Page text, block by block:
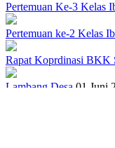
Pertemuan Ke-3 Kelas
Pertemuan ke-2 Kelas
Rapat Koprdinasi BKK
Lambang Desa 01 Juni